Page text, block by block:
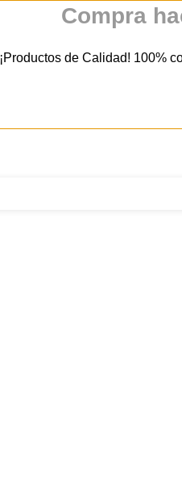
Compra
¡Productos de Calidad! 100%